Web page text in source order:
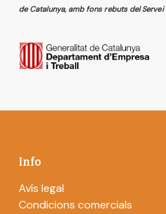
de Catalunya, amb fons rebuts del Servei
Info
Avís legal
Condicions comercials